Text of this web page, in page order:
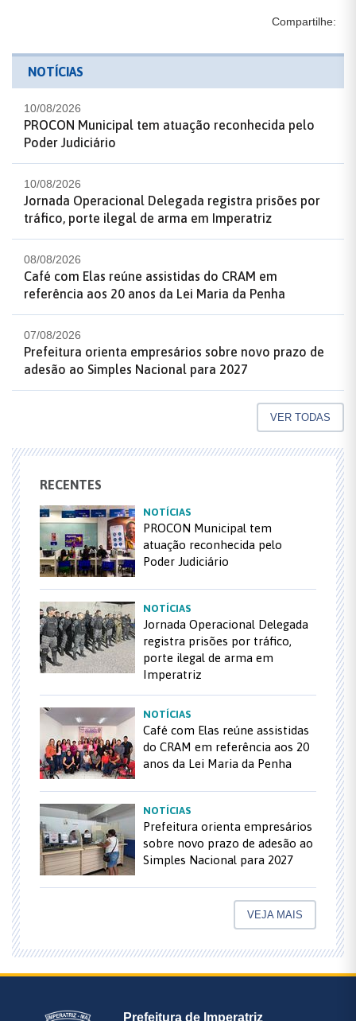
Compartilhe:
NOTÍCIAS
10/08/2026
PROCON Municipal tem atuação reconhecida pelo
Poder Judiciário
10/08/2026
Jornada Operacional Delegada registra prisões por
tráfico, porte ilegal de arma em Imperatriz
08/08/2026
Café com Elas reúne assistidas do CRAM em
referência aos 20 anos da Lei Maria da Penha
07/08/2026
Prefeitura orienta empresários sobre novo prazo de
adesão ao Simples Nacional para 2027
VER TODAS
RECENTES
NOTÍCIAS
PROCON Municipal tem
atuação reconhecida pelo
Poder Judiciário
NOTÍCIAS
Jornada Operacional Delegada
registra prisões por tráfico,
porte ilegal de arma em
Imperatriz
NOTÍCIAS
Café com Elas reúne assistidas
do CRAM em referência aos 20
anos da Lei Maria da Penha
NOTÍCIAS
Prefeitura orienta empresários
sobre novo prazo de adesão ao
Simples Nacional para 2027
VEJA MAIS
Prefeitura de Imperatriz